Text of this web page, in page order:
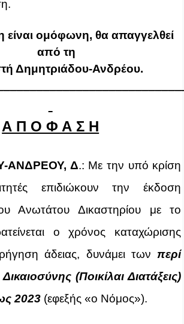
ομόφωνη, θα απαγγελθεί
από τη
Δημητριάδου-Ανδρέου.
Α Π Ο Φ Α Σ Η
ΑΝΔΡΕΟΥ, Δ.: Με την υπό κρίση
επιδιώκουν την έκδοση
Ανωτάτου Δικαστηρίου με το
ο χρόνος καταχώρισης
άδειας, δυνάμει των περί
(Ποικίλαι Διατάξεις)
2023 (εφεξής «ο Νόμος»).